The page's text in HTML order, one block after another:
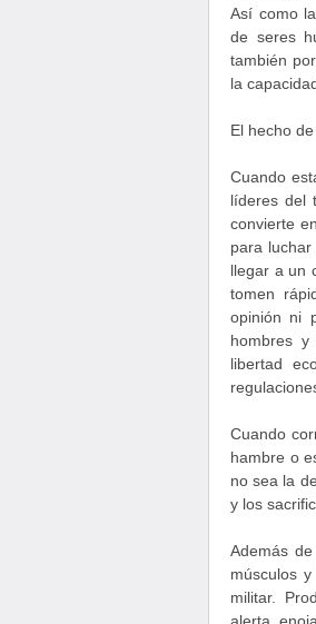
Así como
de seres
también
la
El hecho
Cuando
líderes del
convierte
para
llegar a un
tomen
opinión ni
hombres
libertad
Cuando
hambre o
no sea la
y los
Además
músculos
militar.